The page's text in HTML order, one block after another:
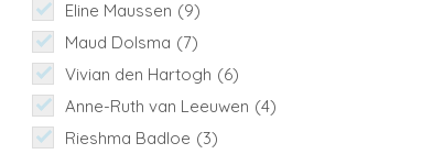
Eline Maussen (9)
Maud Dolsma (7)
Vivian den Hartogh (6)
Anne-Ruth van Leeuwen (4)
Rieshma Badloe (3)